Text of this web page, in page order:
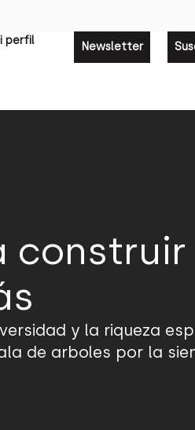
perfil Newsletter
construir
y la riqueza
de arboles por la